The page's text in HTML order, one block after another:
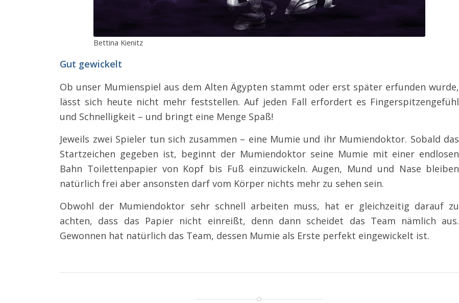
Bettina Kienitz
Gut gewickelt
Ob unser Mumienspiel aus dem Alten Ägypten stammt oder erst später erfunden wurde,
lässt sich heute nicht mehr feststellen. Auf jeden Fall erfordert es Fingerspitzengefühl
und Schnelligkeit – und bringt eine Menge Spaß!
Jeweils zwei Spieler tun sich zusammen – eine Mumie und ihr Mumiendoktor. Sobald das
Startzeichen gegeben ist, beginnt der Mumiendoktor seine Mumie mit einer endlosen
Bahn Toilettenpapier von Kopf bis Fuß einzuwickeln. Augen, Mund und Nase bleiben
natürlich frei aber ansonsten darf vom Körper nichts mehr zu sehen sein.
Obwohl der Mumiendoktor sehr schnell arbeiten muss, hat er gleichzeitig darauf zu
achten, dass das Papier nicht einreißt, denn dann scheidet das Team nämlich aus.
Gewonnen hat natürlich das Team, dessen Mumie als Erste perfekt eingewickelt ist.